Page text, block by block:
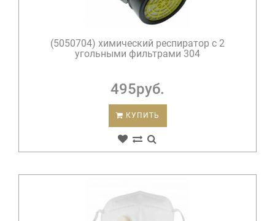
(5050704) химический респиратор с 2
угольными фильтрами 304
495руб.
КУПИТЬ